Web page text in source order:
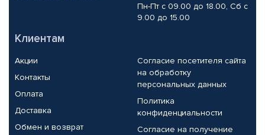
Пн-Пт с 09.00 до 18.00, Сб с
9.00 до 15.00
Клиентам
Акции
Контакты
Оплата
Доставка
Обмен и возврат
Согласие посетителя сайта
на обработку
персональных данных
Политика
конфиденциальности
Согласие на получение